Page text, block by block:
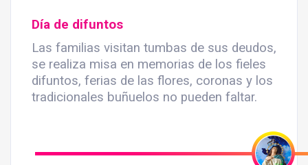
Día de difuntos
Las familias visitan tumbas de sus deudos,
se realiza misa en memorias de los fieles
difuntos, ferias de las flores, coronas y los
tradicionales buñuelos no pueden faltar.